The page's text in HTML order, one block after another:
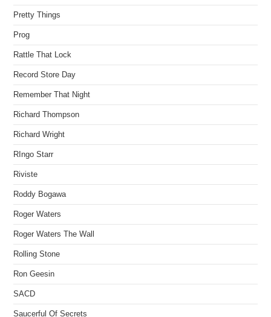
Pretty Things
Prog
Rattle That Lock
Record Store Day
Remember That Night
Richard Thompson
Richard Wright
RIngo Starr
Riviste
Roddy Bogawa
Roger Waters
Roger Waters The Wall
Rolling Stone
Ron Geesin
SACD
Saucerful Of Secrets